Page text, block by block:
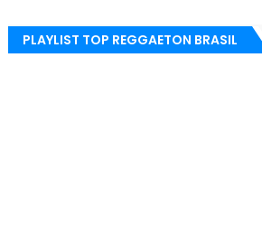
PLAYLIST TOP REGGAETON BRASIL